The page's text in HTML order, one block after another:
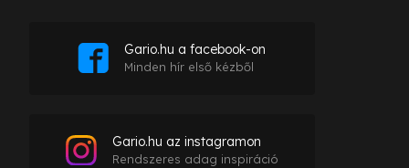
Gario.hu a facebook-on
Minden hír első kézből
Gario.hu az instagramon
Rendszeres adag inspiráció